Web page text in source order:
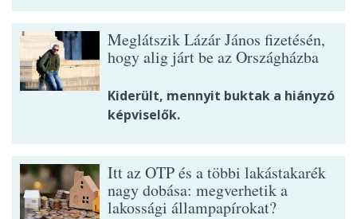
Meglátszik Lázár János fizetésén,
hogy alig járt be az Országházba
Kiderült, mennyit buktak a hiányzó
képviselők.
Itt az OTP és a többi lakástakarék
nagy dobása: megverhetik a
lakossági állampapírokat?